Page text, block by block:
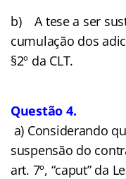
b) A tese a ser
cumulação dos
§2º da CLT.
Questão 4.
a) Considerando
suspensão do
art. 7º, “caput” da